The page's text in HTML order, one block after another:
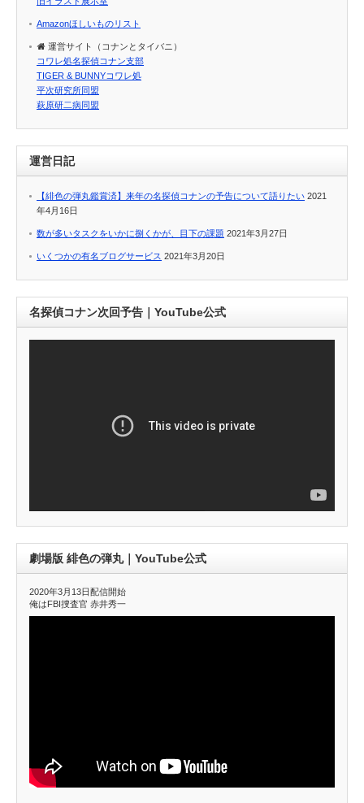
Amazonほしいものリスト
運営サイト（コナンとタイバニ）
コワレ処名探偵コナン支部
TIGER & BUNNYコワレ処
平次研究所同盟
萩原研二病同盟
運営日記
【緋色の弾丸鑑賞済】来年の名探偵コナンの予告について語りたい 2021
年4月16日
数が多いタスクをいかに捌くかが、目下の課題 2021年3月27日
いくつかの有名ブログサービス 2021年3月20日
名探偵コナン次回予告｜YouTube公式
劇場版 緋色の弾丸｜YouTube公式
2020年3月13日配信開始
俺はFBI捜査官 赤井秀一